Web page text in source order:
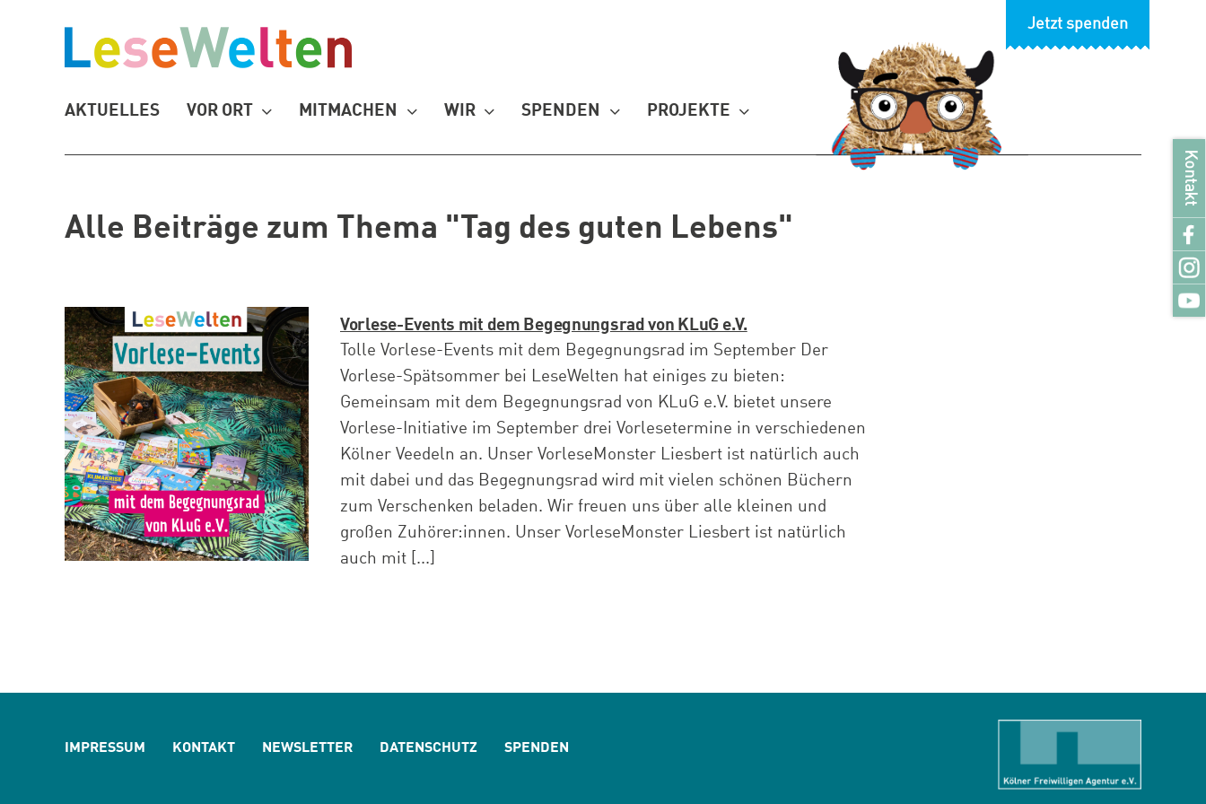
springen
Jetzt spenden
AKTUELLES VOR ORT MITMACHEN WIR SPENDEN PROJEKTE
Alle Beiträge zum Thema "Tag des guten Lebens"
Vorlese-Events mit dem Begegnungsrad von KLuG e.V.
Tolle Vorlese-Events mit dem Begegnungsrad im September Der
Vorlese-Spätsommer bei LeseWelten hat einiges zu bieten:
Gemeinsam mit dem Begegnungsrad von KLuG e.V. bietet unsere
Vorlese-Initiative im September drei Vorlesetermine in verschiedenen
Kölner Veedeln an. Unser VorleseMonster Liesbert ist natürlich auch
mit dabei und das Begegnungsrad wird mit vielen schönen Büchern
zum Verschenken beladen. Wir freuen uns über alle kleinen und
großen Zuhörer:innen. Unser VorleseMonster Liesbert ist natürlich
auch mit [...]
IMPRESSUM KONTAKT NEWSLETTER DATENSCHUTZ SPENDEN
Kontakt